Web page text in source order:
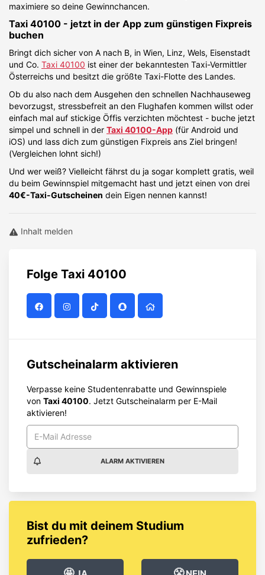
maximiere so deine Gewinnchancen.
Taxi 40100 - jetzt in der App zum günstigen Fixpreis
buchen
Bringt dich sicher von A nach B, in Wien, Linz, Wels, Eisenstadt
und Co. Taxi 40100 ist einer der bekanntesten Taxi-Vermittler
Österreichs und besitzt die größte Taxi-Flotte des Landes.
Ob du also nach dem Ausgehen den schnellen Nachhauseweg
bevorzugst, stressbefreit an den Flughafen kommen willst oder
einfach mal auf stickige Öffis verzichten möchtest - buche jetzt
simpel und schnell in der Taxi 40100-App (für Android und
iOS) und lass dich zum günstigen Fixpreis ans Ziel bringen!
(Vergleichen lohnt sich!)
Und wer weiß? Vielleicht fährst du ja sogar komplett gratis, weil
du beim Gewinnspiel mitgemacht hast und jetzt einen von drei
40€-Taxi-Gutscheinen dein Eigen nennen kannst!
Inhalt melden
Folge Taxi 40100
Gutscheinalarm aktivieren
Verpasse keine Studentenrabatte und Gewinnspiele
von Taxi 40100. Jetzt Gutscheinalarm per E-Mail
aktivieren!
ALARM AKTIVIEREN
Bist du mit deinem Studium
zufrieden?